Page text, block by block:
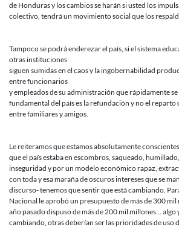
de Honduras y los cambios se harán si usted los
colectivo, tendrá un movimiento social que los
Tampoco se podrá enderezar el país, si el sistema
otras instituciones
siguen sumidas en el caos y la ingobernabilidad
entre funcionarios
y empleados de su administración que rápidamente
fundamental del país es la refundación y no el reparto
entre familiares y amigos.
Le reiteramos que estamos absolutamente
que el país estaba en escombros, saqueado,
inseguridad y por un modelo económico rapaz,
con toda y esa maraña de oscuros intereses que se
discurso- tenemos que sentir que está cambiando.
Nacional le aprobó un presupuesto de más de 300 mil
año pasado dispuso de más de 200 mil millones… algo
cambiando, otras deberían ser las prioridades de uso